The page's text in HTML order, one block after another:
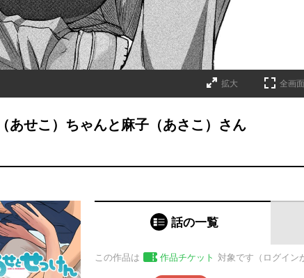
拡大 全画面
あせこ）ちゃんと麻子（あさこ）さん
話の一覧
この作品は 作品チケット 対象です（ログイン